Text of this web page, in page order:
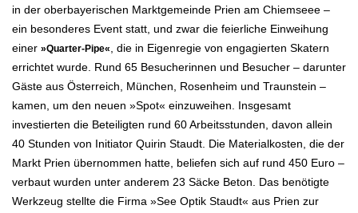
in der oberbayerischen Marktgemeinde Prien am Chiemseee –
ein besonderes Event statt, und zwar die feierliche Einweihung
einer »Quarter-Pipe«, die in Eigenregie von engagierten Skatern
errichtet wurde. Rund 65 Besucherinnen und Besucher – darunter
Gäste aus Österreich, München, Rosenheim und Traunstein –
kamen, um den neuen »Spot« einzuweihen. Insgesamt
investierten die Beteiligten rund 60 Arbeitsstunden, davon allein
40 Stunden von Initiator Quirin Staudt. Die Materialkosten, die der
Markt Prien übernommen hatte, beliefen sich auf rund 450 Euro –
verbaut wurden unter anderem 23 Säcke Beton. Das benötigte
Werkzeug stellte die Firma »See Optik Staudt« aus Prien zur